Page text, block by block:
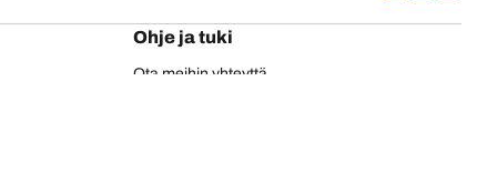
Ohje ja tuki
Ota meihin yhteyttä